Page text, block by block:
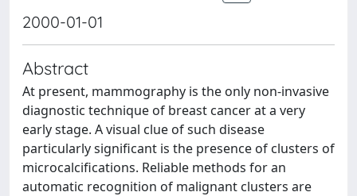
2000-01-01
Abstract
At present, mammography is the only non-invasive
diagnostic technique of breast cancer at a very
early stage. A visual clue of such disease
particularly significant is the presence of clusters of
microcalcifications. Reliable methods for an
automatic recognition of malignant clusters are